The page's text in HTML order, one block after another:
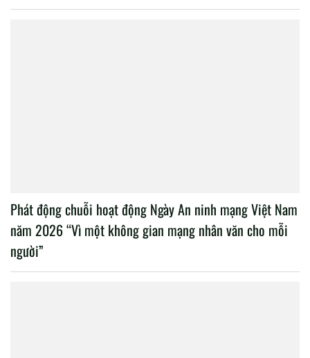
Phát động chuỗi hoạt động Ngày An ninh mạng Việt Nam
năm 2026 “Vì một không gian mạng nhân văn cho mỗi
người”